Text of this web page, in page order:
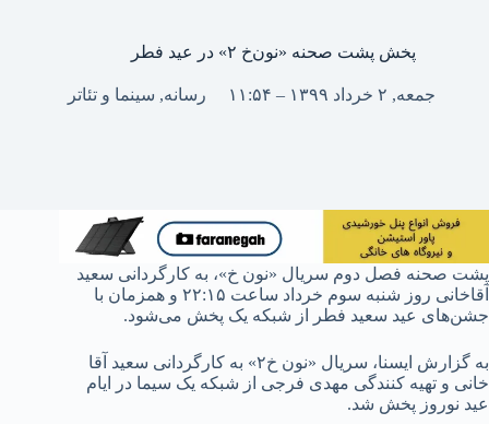
پخش پشت صحنه «نون‌خ ۲» در عید فطر
جمعه, ۲ خرداد ۱۳۹۹ – ۱۱:۵۴ رسانه, سینما و تئاتر
پشت صحنه فصل دوم سریال «نون ‌خ»، به کارگردانی سعید
آقاخانی روز شنبه سوم خرداد ساعت ۲۲:۱۵ و همزمان با
جشن‌های عید سعید فطر از شبکه یک پخش می‌شود.
به گزارش ایسنا، سریال «نون خ۲» به کارگردانی سعید آقا
خانی و تهیه کنندگی مهدی فرجی از شبکه یک سیما در ایام
عید نوروز پخش شد.